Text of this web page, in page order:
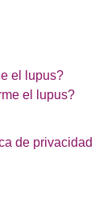
el lupus?
el lupus?
de privacidad